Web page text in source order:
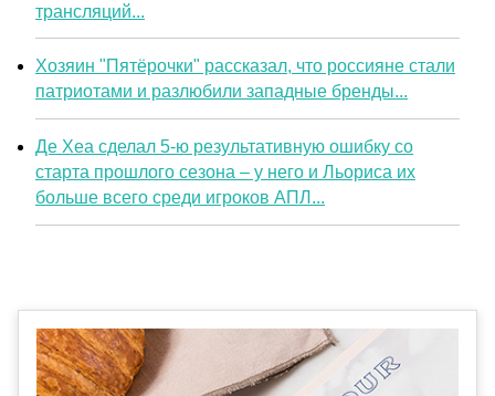
трансляций...
Хозяин "Пятёрочки" рассказал, что россияне стали
патриотами и разлюбили западные бренды...
Де Хеа сделал 5-ю результативную ошибку со
старта прошлого сезона – у него и Льориса их
больше всего среди игроков АПЛ...